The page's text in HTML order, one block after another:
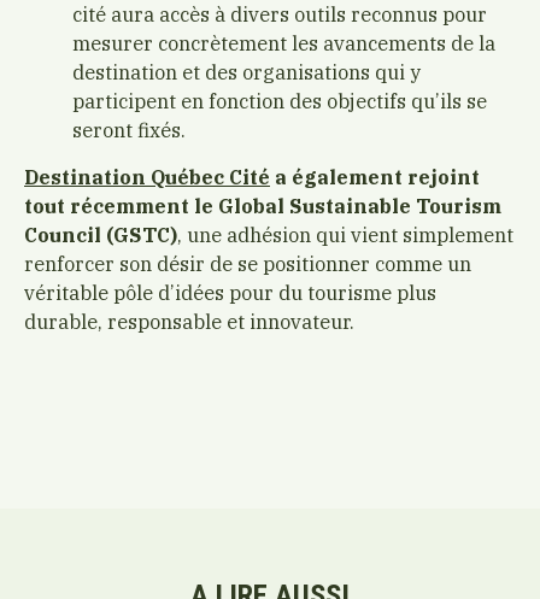
cité aura accès à divers outils reconnus pour
mesurer concrètement les avancements de la
destination et des organisations qui y
participent en fonction des objectifs qu’ils se
seront fixés.
Destination Québec Cité a également rejoint
tout récemment le Global Sustainable Tourism
Council (GSTC), une adhésion qui vient simplement
renforcer son désir de se positionner comme un
véritable pôle d’idées pour du tourisme plus
durable, responsable et innovateur.